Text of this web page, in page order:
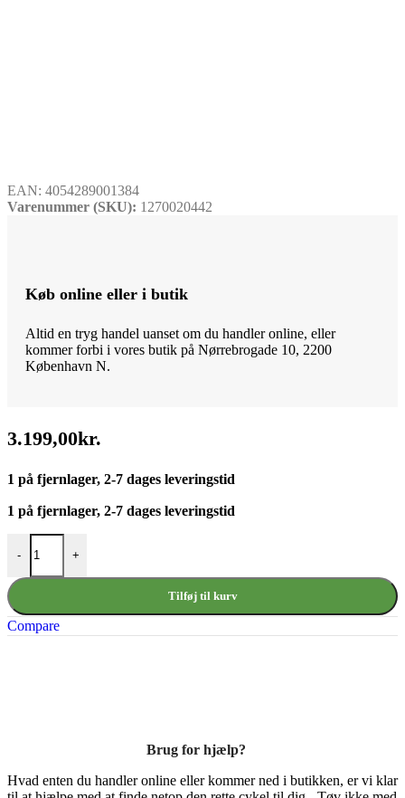
EAN: 4054289001384
Varenummer (SKU): 1270020442
Køb online eller i butik
Altid en tryg handel uanset om du handler online, eller
kommer forbi i vores butik på Nørrebrogade 10, 2200
København N.
3.199,00kr.
1 på fjernlager, 2-7 dages leveringstid
1 på fjernlager, 2-7 dages leveringstid
-
Bosch Display Nyon BES2 antal
+
Tilføj til kurv
Compare
Brug for hjælp?
Hvad enten du handler online eller kommer ned i butikken, er vi klar